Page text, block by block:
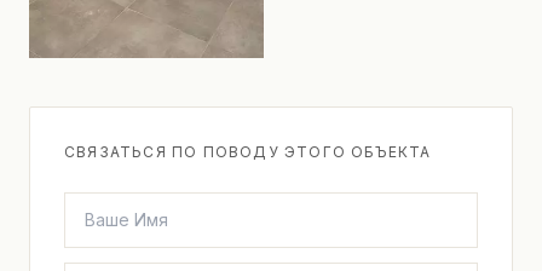
СВЯЗАТЬСЯ ПО ПОВОДУ ЭТОГО ОБЪЕКТА